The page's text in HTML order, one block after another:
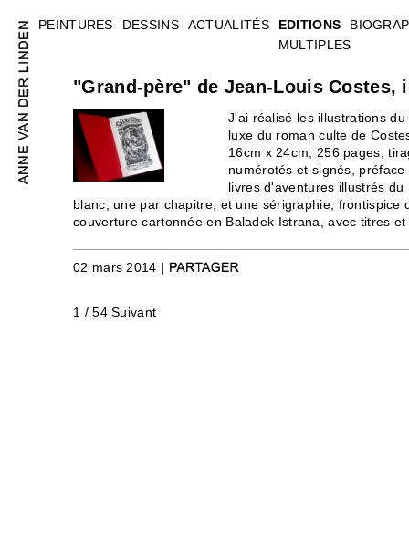
PEINTURES DESSINS ACTUALITÉS
EDITIONS
MULTIPLES
"Grand-père" de Jean-Louis
J'ai réalisé les illustrations
luxe du roman culte de
16cm x 24cm, 256 pages,
numérotés et signés,
livres d'aventures illustrés
blanc, une par chapitre, et une sérigraphie, frontispice
couverture cartonnée en Baladek Istrana, avec titres
02 mars 2014 |
1 / 54Suivant